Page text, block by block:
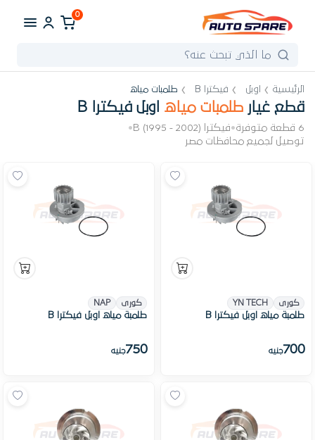
0
الرئيسية اوبل فيكترا B طلمبات مياه
قطع غيار طلمبات مياه اوبل فيكترا B
6 قطعة متوفرة •فيكترا B (1995 - 2002)
•
توصيل لجميع محافظات مصر
كورى YN TECH
طلمبة مياه اوبل فيكترا B
700جنيه
كورى NAP
طلمبة مياه اوبل فيكترا B
750جنيه